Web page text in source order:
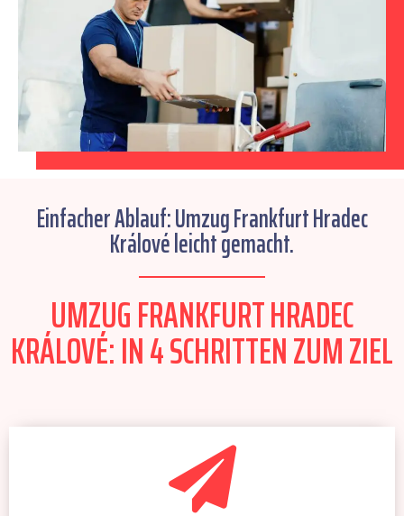
Einfacher Ablauf: Umzug Frankfurt Hradec
Králové leicht gemacht.
UMZUG FRANKFURT HRADEC
KRÁLOVÉ: IN 4 SCHRITTEN ZUM ZIEL